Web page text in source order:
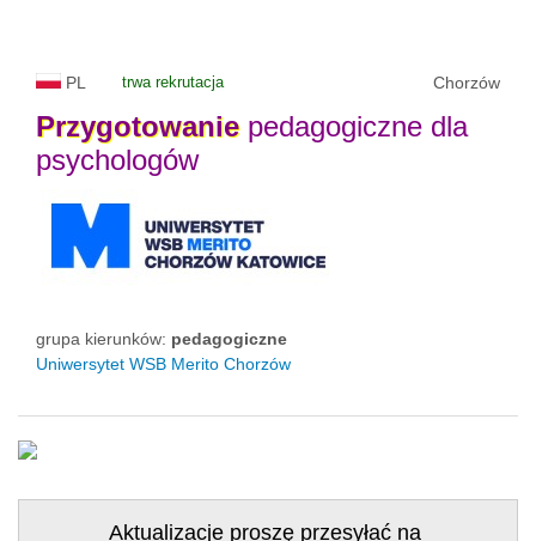
PL trwa rekrutacja Chorzów
Przygotowaniepedagogiczne dla
psychologów
grupa kierunków: pedagogiczne
Uniwersytet WSB Merito Chorzów
Aktualizacje proszę przesyłać na